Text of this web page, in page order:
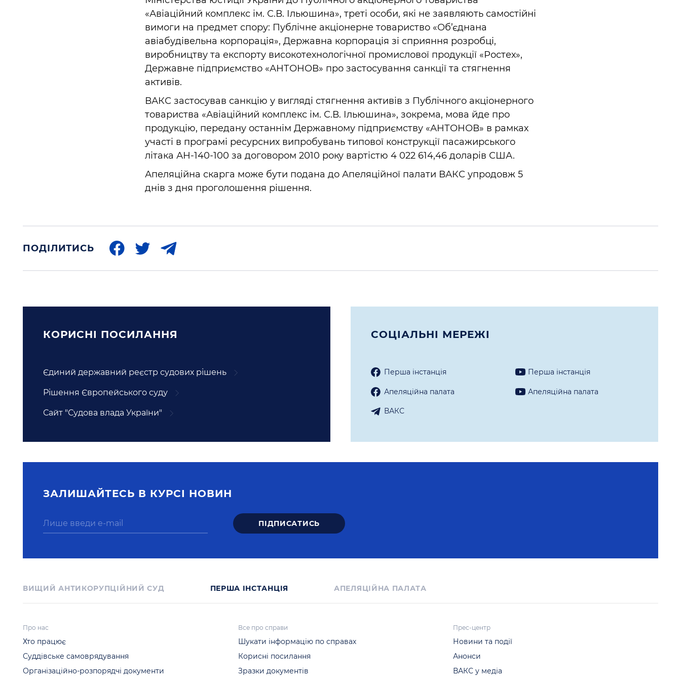
«Авіаційний комплекс ім. С.В. Ільюшина», треті особи, які не заявляють самостійні
вимоги на предмет спору: Публічне акціонерне товариство «Об’єднана
авіабудівельна корпорація», Державна корпорація зі сприяння розробці,
виробництву та експорту високотехнологічної промислової продукції «Ростех»,
Державне підприємство «АНТОНОВ» про застосування санкції та стягнення
активів.
ВАКС застосував санкцію у вигляді стягнення активів з Публічного акціонерного
товариства «Авіаційний комплекс ім. С.В. Ільюшина», зокрема, мова йде про
продукцію, передану останнім Державному підприємству «АНТОНОВ» в рамках
участі в програмі ресурсних випробувань типової конструкції пасажирського
літака АН-140-100 за договором 2010 року вартістю 4 022 614,46 доларів США.
Апеляційна скарга може бути подана до Апеляційної палати ВАКС упродовж 5
днів з дня проголошення рішення.
ПОДІЛИТИСЬ
КОРИСНI ПОСИЛАННЯ
Єдиний державний реєстр судових рішень
Рішення Європейського суду
Сайт "Судова влада України"
СОЦIАЛЬНI МЕРЕЖI
Перша iнстанцiя Перша iнстанцiя
Апеляцiйна палата Апеляцiйна палата
ВАКС
ЗАЛИШАЙТЕСЬ В КУРСI НОВИН
ВИЩИЙ АНТИКОРУПЦІЙНИЙ СУД ПЕРША IНСТАНЦIЯ АПЕЛЯЦІЙНА ПАЛАТА
Про нас
Хто працює
Суддівське самоврядування
Організаційно-розпорядчі документи
Все про справи
Шукати інформацію по справах
Корисні посилання
Зразки документів
Прес-центр
Новини та події
Анонси
ВАКС у медіа